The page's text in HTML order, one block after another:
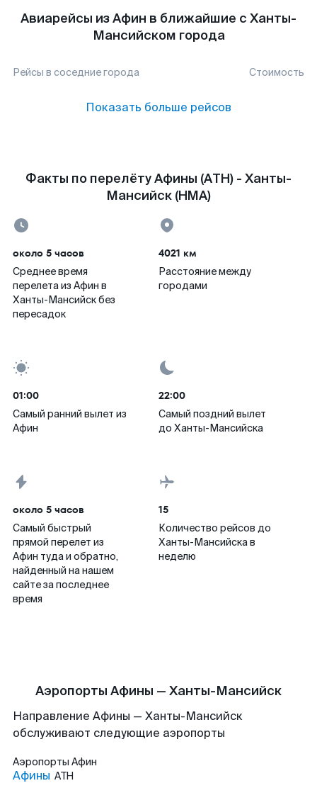
Авиарейсы из Афин в ближайшие с Ханты-
Мансийском города
Рейсы в соседние города Стоимость
Показать больше рейсов
Факты по перелёту Афины (ATH) - Ханты-
Мансийск (HMA)
около 5 часов
Среднее время
перелета из Афин в
Ханты-Мансийск без
пересадок
4021 км
Расстояние между
городами
01:00
Самый ранний вылет из
Афин
22:00
Самый поздний вылет
до Ханты-Мансийска
около 5 часов
Самый быстрый
прямой перелет из
Афин туда и обратно,
найденный на нашем
сайте за последнее
время
15
Количество рейсов до
Ханты-Мансийска в
неделю
Аэропорты Афины — Ханты-Мансийск
Направление Афины — Ханты-Мансийск
обслуживают следующие аэропорты
Аэропорты Афин
Афины ATH